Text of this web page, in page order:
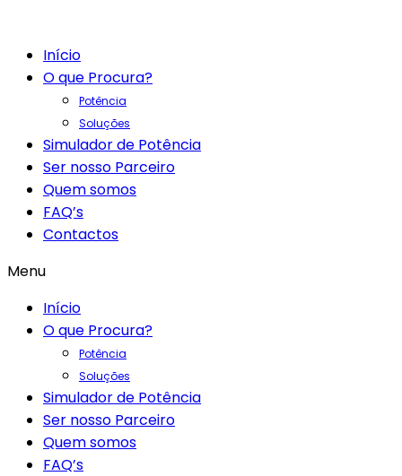
Início
O que Procura?
Potência
Soluções
Simulador de Potência
Ser nosso Parceiro
Quem somos
FAQ’s
Contactos
Menu
Início
O que Procura?
Potência
Soluções
Simulador de Potência
Ser nosso Parceiro
Quem somos
FAQ’s